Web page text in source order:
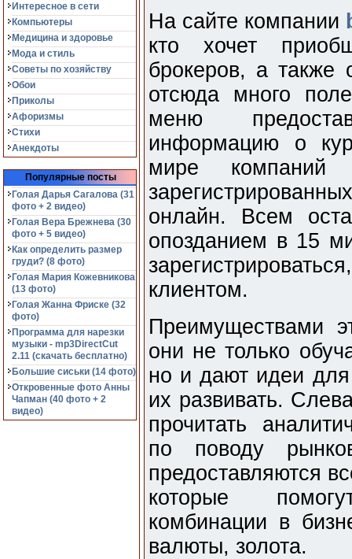
Интересное в сети
Компьютеры
Медицина и здоровье
Мода и стиль
Советы по хозяйству
Обои
Приколы
Афоризмы
Стихи
Анекдоты
Популярные посты
Голая Дарья Сагалова (31
фото + 2 видео)
Голая Вера Брежнева (30
фото + 5 видео)
Как определить размер
груди? (8 фото)
Голая Мария Кожевникова
(13 фото)
Голая Жанна Фриске (32
фото)
Программа для нарезки
музыки - mp3DirectCut
2.11 (cкачать бесплатно)
Большие сиськи (14 фото)
Откровенные фото Анны
Чапман (40 фото + 2
видео)
На сайте компании
кто хочет
брокеров, а также
отсюда много
меню
информацию о
мире
онлайн. Всем
опозданием в 15
клиентом.
Преимуществами
они не только
но и дают идеи для
их развивать.
прочитать
по поводу
предоставляются
которые
комбинации в
валюты, золота.